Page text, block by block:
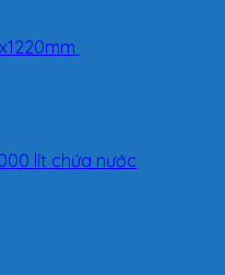
lít chứa nước